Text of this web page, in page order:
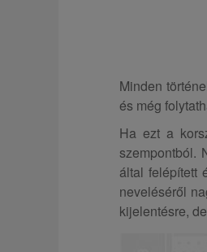
Minden
és még
Ha ezt a
szempontból.
által felépített
neveléséről
kijelentésre,